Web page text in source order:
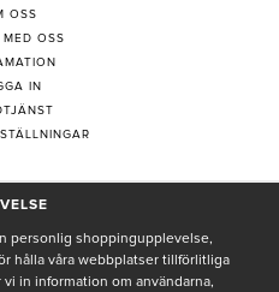
OSS
OSS
IN
NYHETSBREV
personlig shoppingupplevelse,
hålla våra webbplatser tillförlitliga
in information om användarna,